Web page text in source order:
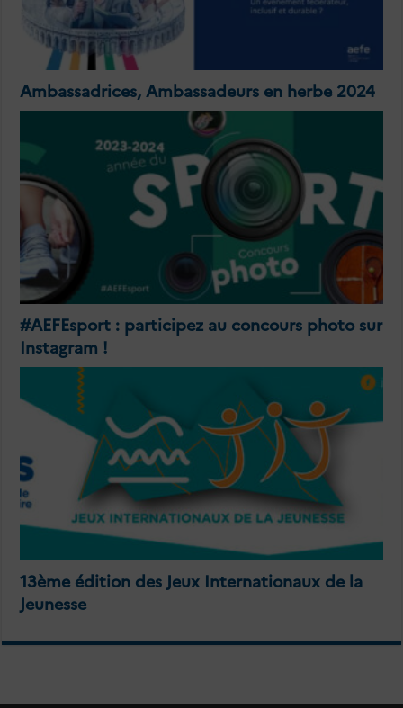
Ambassadrices, Ambassadeurs en herbe 2024
#AEFEsport : participez au concours photo sur
Instagram !
13ème édition des Jeux Internationaux de la
Jeunesse